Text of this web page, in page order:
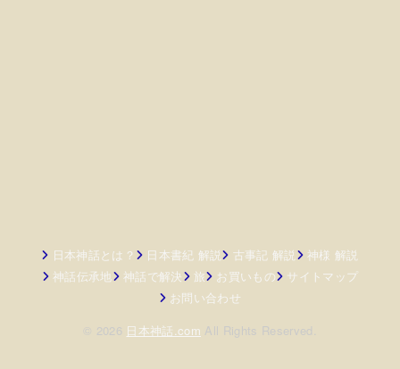
日本神話とは？ 日本書紀 解説 古事記 解説
神様 解説
神話伝承地
神話で解決 旅 お買いもの
サイトマップ
お問い合わせ
© 2026 日本神話.com All Rights Reserved.